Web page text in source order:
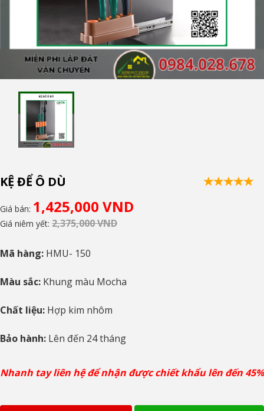
KỆ ĐỂ Ô DÙ
Giá bán: 1,425,000 VND
Giá niêm yết: 2,375,000 VND
Mã hàng: HMU- 150
Màu sắc: Khung màu Mocha
Chất liệu: Hợp kim nhôm
Bảo hành: Lên đến 24 tháng
Nhanh tay liên hệ để nhận được chiết khẩu lên đến 45%